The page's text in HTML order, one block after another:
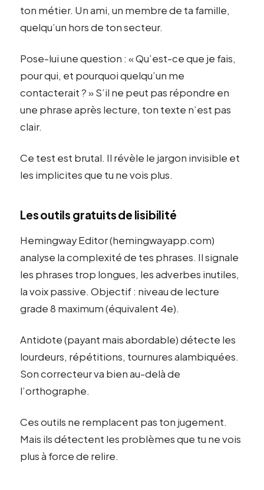
ton métier. Un ami, un membre de ta famille,
quelqu’un hors de ton secteur.
Pose-lui une question : « Qu’est-ce que je fais,
pour qui, et pourquoi quelqu’un me
contacterait ? » S’il ne peut pas répondre en
une phrase après lecture, ton texte n’est pas
clair.
Ce test est brutal. Il révèle le jargon invisible et
les implicites que tu ne vois plus.
Les outils gratuits de lisibilité
Hemingway Editor (hemingwayapp.com)
analyse la complexité de tes phrases. Il signale
les phrases trop longues, les adverbes inutiles,
la voix passive. Objectif : niveau de lecture
grade 8 maximum (équivalent 4e).
Antidote (payant mais abordable) détecte les
lourdeurs, répétitions, tournures alambiquées.
Son correcteur va bien au-delà de
l’orthographe.
Ces outils ne remplacent pas ton jugement.
Mais ils détectent les problèmes que tu ne vois
plus à force de relire.